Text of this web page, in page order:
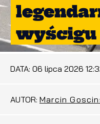
wyścigu
DATA: 06 lipca 2026
AUTOR: Marcin